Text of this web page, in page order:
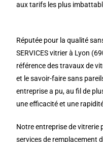
aux tarifs les plus
Réputée pour la qualité
SERVICES vitrier à Lyon
référence des travaux de
et le savoir-faire sans
entreprise a pu, au fil de
une efficacité et une
Notre entreprise de vitrerie
services de remplacement